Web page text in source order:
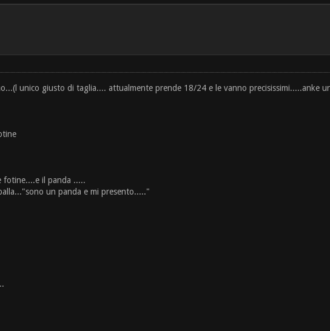
unico giusto di taglia.... attualmente prende 18/24 e le vanno precisissimi.....anke
fotine....e il panda .....
un panda e mi presento....."